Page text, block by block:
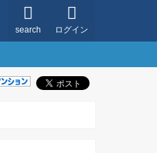
ログイン
search